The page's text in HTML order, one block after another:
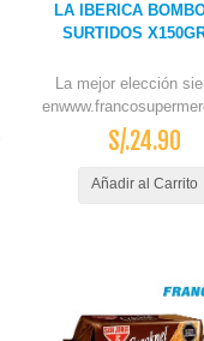
LA IBERICA
SURTIDOS
La mejor elección
S/.24.90
Añadir al Carrito